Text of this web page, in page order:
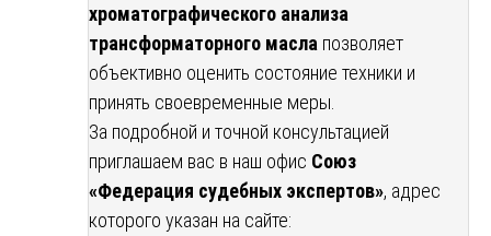
хроматографического анализа
трансформаторного масла позволяет
объективно оценить состояние техники и
принять своевременные меры.
За подробной и точной консультацией
приглашаем вас в наш офис Союз
«Федерация судебных экспертов», адрес
которого указан на сайте: